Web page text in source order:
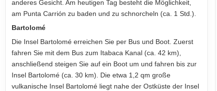
anderes Gesicht. Am heutigen Tag besteht die Möglichkeit,
am Punta Carrión zu baden und zu schnorcheln (ca. 1 Std.).
Bartolomé
Die Insel Bartolomé erreichen Sie per Bus und Boot. Zuerst
fahren Sie mit dem Bus zum Itabaca Kanal (ca. 42 km),
anschließend steigen Sie auf ein Boot um und fahren bis zur
Insel Bartolomé (ca. 30 km). Die etwa 1,2 qm große
vulkanische Insel Bartolomé liegt nahe der Ostküste der Insel